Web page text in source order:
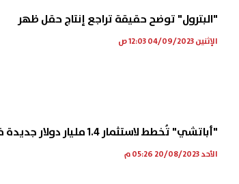
"البترول" توضح حقيقة تراجع إنتاج حقل ظهر
الإثنين 04/09/2023 12:03 ص
"أباتشي" تُخطط لاستثمار 1.4 مليار دولار جديدة في السوق المصرية
الأحد 20/08/2023 05:26 م